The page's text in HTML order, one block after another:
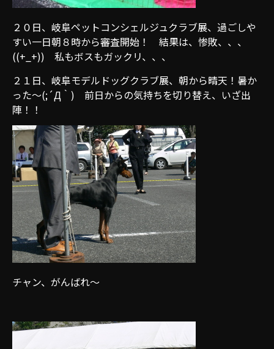
２０日、岐阜ペットコンシェルジュクラブ展、過ごしや
すい一日朝８時から審査開始！ 結果は、惨敗、、、
((+_+)) 私もボスもガックリ、、、
２１日、岐阜モデルドッグクラブ展、朝から晴天！暑か
った～(;´Д｀) 前日からの気持ちを切り替え、いざ出
陣！！
チャン、がんばれ～